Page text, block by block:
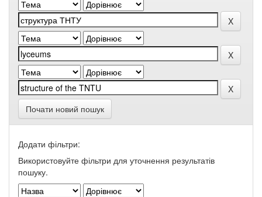
Почати новий пошук
Додати фільтри:
Використовуйте фільтри для уточнення результатів
пошуку.